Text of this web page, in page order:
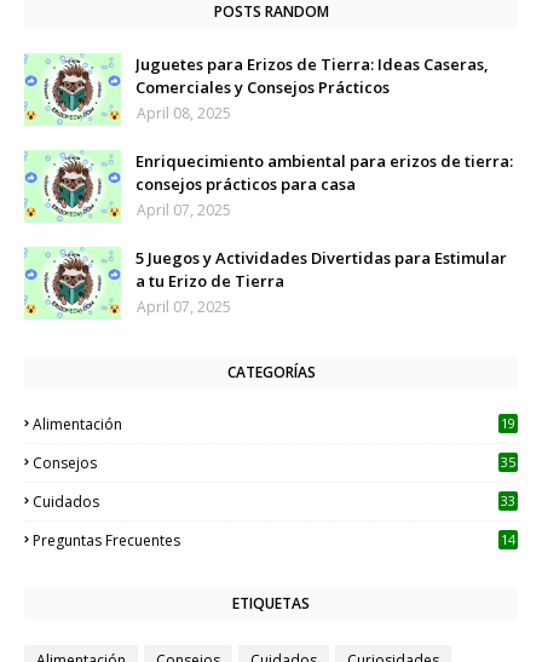
POSTS RANDOM
Juguetes para Erizos de Tierra: Ideas Caseras,
Comerciales y Consejos Prácticos
April 08, 2025
Enriquecimiento ambiental para erizos de tierra:
consejos prácticos para casa
April 07, 2025
5 Juegos y Actividades Divertidas para Estimular
a tu Erizo de Tierra
April 07, 2025
CATEGORÍAS
Alimentación 19
Consejos 35
Cuidados 33
Preguntas Frecuentes 14
ETIQUETAS